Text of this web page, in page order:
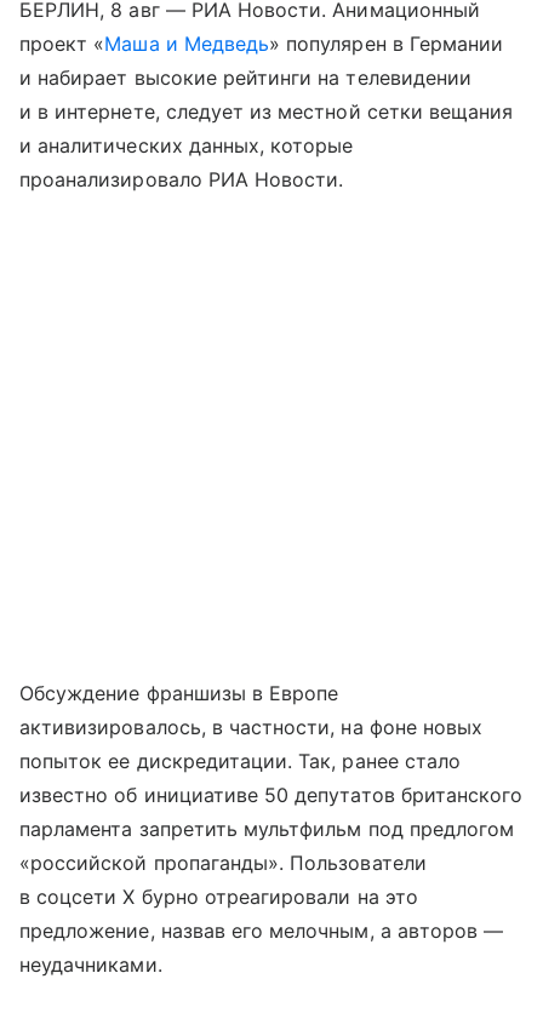
БЕРЛИН, 8 авг — РИА Новости. Анимационный
проект «Маша и Медведь» популярен в Германии
и набирает высокие рейтинги на телевидении
и в интернете, следует из местной сетки вещания
и аналитических данных, которые
проанализировало РИА Новости.
Обсуждение франшизы в Европе
активизировалось, в частности, на фоне новых
попыток ее дискредитации. Так, ранее стало
известно об инициативе 50 депутатов британского
парламента запретить мультфильм под предлогом
«российской пропаганды». Пользователи
в соцсети Х бурно отреагировали на это
предложение, назвав его мелочным, а авторов —
неудачниками.